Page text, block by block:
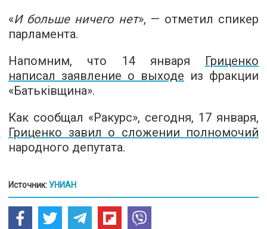
«И больше ничего нет», — отметил спикер
парламента.
Напомним, что 14 января Гриценко
написал заявление о выходе из фракции
«Батьківщина».
Как сообщал «Ракурс», сегодня, 17 января,
Гриценко завил о сложении полномочий
народного депутата.
Источник: УНИАН